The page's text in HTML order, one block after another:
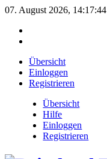
07. August 2026, 14:17:44
Übersicht
Einloggen
Registrieren
Übersicht
Hilfe
Einloggen
Registrieren